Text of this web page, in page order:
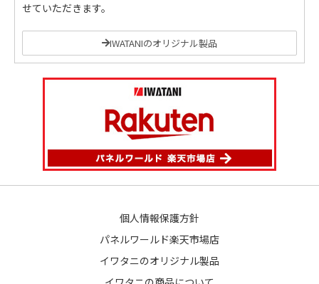
せていただきます。
IWATANIのオリジナル製品
個人情報保護方針
パネルワールド楽天市場店
イワタニのオリジナル製品